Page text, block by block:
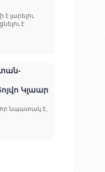
լարելու
է
Կլաար
նպատակ է,